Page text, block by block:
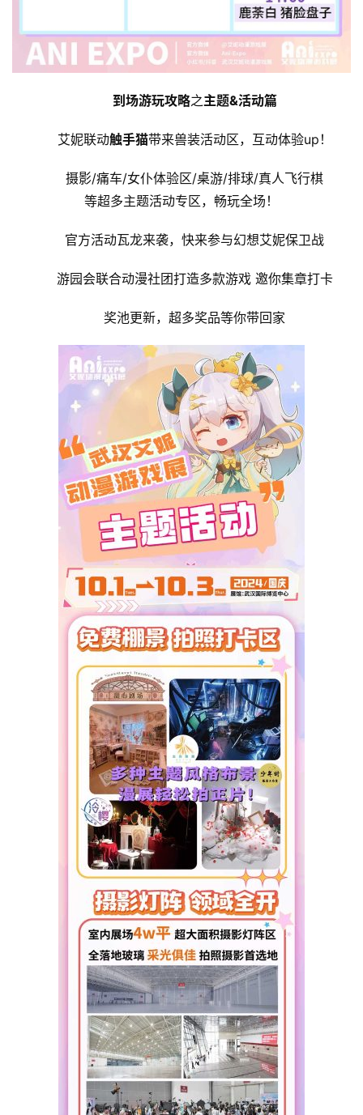
到场游玩攻略之主题&活动篇
艾妮联动触手猫带来兽装活动区，互动体验up！
摄影/痛车/女仆体验区/桌游/排球/真人飞行棋
等超多主题活动专区，畅玩全场！
官方活动瓦龙来袭，快来参与幻想艾妮保卫战
游园会联合动漫社团打造多款游戏 邀你集章打卡
奖池更新，超多奖品等你带回家